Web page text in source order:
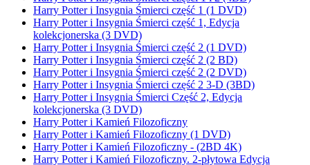
Harry Potter i Insygnia Śmierci część 1 (1 DVD)
Harry Potter i Insygnia Śmierci część 1, Edycja
kolekcjonerska (3 DVD)
Harry Potter i Insygnia Śmierci część 2 (1 DVD)
Harry Potter i Insygnia Śmierci część 2 (2 BD)
Harry Potter i Insygnia Śmierci część 2 (2 DVD)
Harry Potter i Insygnia Śmierci część 2 3-D (3BD)
Harry Potter i Insygnia Śmierci Część 2, Edycja
kolekcjonerska (3 DVD)
Harry Potter i Kamień Filozoficzny
Harry Potter i Kamień Filozoficzny (1 DVD)
Harry Potter i Kamień Filozoficzny - (2BD 4K)
Harry Potter i Kamień Filozoficzny. 2-płytowa Edycja